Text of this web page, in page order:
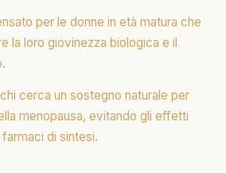
per le donne in età matura che
la loro giovinezza biologica e il
cerca un sostegno naturale per
menopausa, evitando gli effetti
di sintesi.